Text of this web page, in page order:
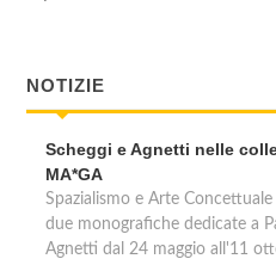
NOTIZIE
Scheggi e Agnetti nelle
MA*GA
Spazialismo e Arte
due monografiche dedicate a
Agnetti dal 24 maggio all'11